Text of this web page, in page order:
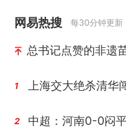
网易热搜 每30分钟更新
总书记点赞的非遗
1
2 中超：河南0-0闷